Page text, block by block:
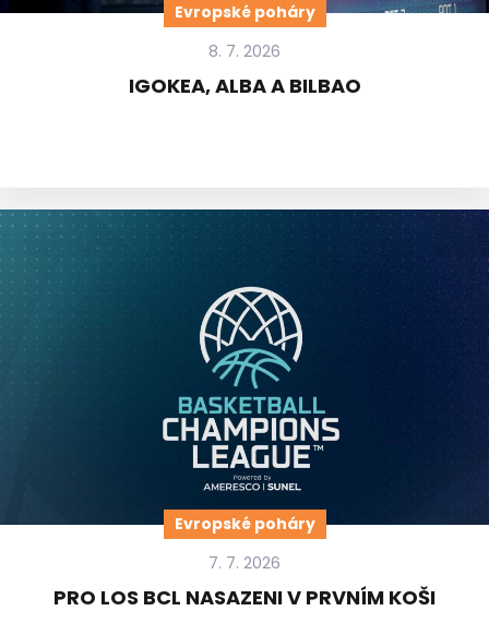
Evropské poháry
8. 7. 2026
IGOKEA, ALBA A BILBAO
Evropské poháry
7. 7. 2026
PRO LOS BCL NASAZENI V PRVNÍM KOŠI